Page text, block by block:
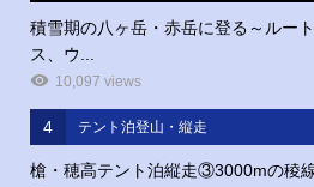
積雪期の八ヶ岳・赤岳に登る～ルー
ス、ウ...
10,097 views
4 テント泊登山・縦走
槍・穂高テント泊縦走③3000mの稜